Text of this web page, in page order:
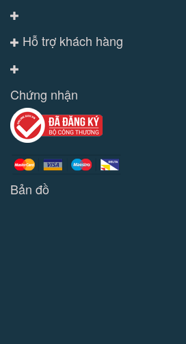
Hỗ trợ khách hàng
Chứng nhận
Bản đồ